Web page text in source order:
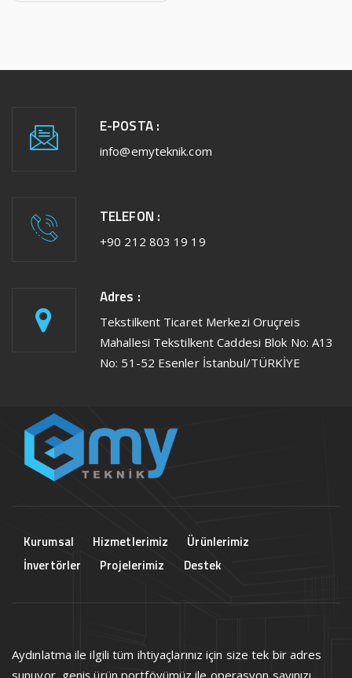
E-POSTA :
info@emyteknik.com
TELEFON :
+90 212 803 19 19
Adres :
Tekstilkent Ticaret Merkezi Oruçreis
Mahallesi Tekstilkent Caddesi Blok No: A13
No: 51-52 Esenler İstanbul/TÜRKİYE
Kurumsal Hizmetlerimiz
Ürünlerimiz
İnvertörler
Projelerimiz Destek
Aydınlatma ile ilgili tüm ihtiyaçlarınız için size tek bir adres